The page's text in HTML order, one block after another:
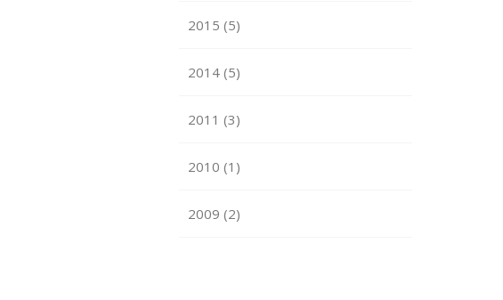
2015 (5)
2014 (5)
2011 (3)
2010 (1)
2009 (2)